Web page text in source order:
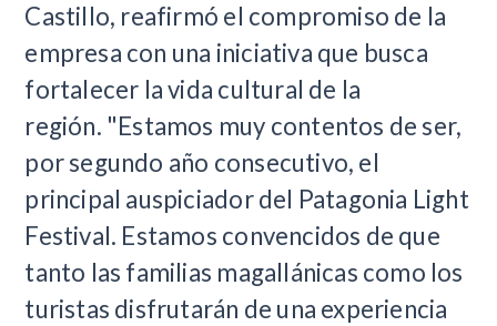
Castillo, reafirmó el compromiso de la
empresa con una iniciativa que busca
fortalecer la vida cultural de la
región. "Estamos muy contentos de ser,
por segundo año consecutivo, el
principal auspiciador del Patagonia Light
Festival. Estamos convencidos de que
tanto las familias magallánicas como los
turistas disfrutarán de una experiencia